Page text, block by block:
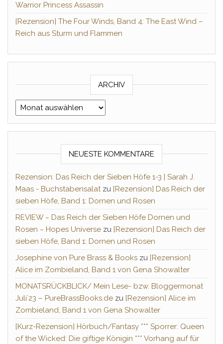
Warrior Princess Assassin
[Rezension] The Four Winds, Band 4: The East Wind –
Reich aus Sturm und Flammen
ARCHIV
Archiv
NEUESTE KOMMENTARE
Rezension: Das Reich der Sieben Höfe 1-3 | Sarah J.
Maas - Buchstabensalatzu [Rezension] Das Reich der
sieben Höfe, Band 1: Dornen und Rosen
REVIEW ~ Das Reich der Sieben Höfe Dornen und
Rosen ~ Hopes Universe zu [Rezension] Das Reich der
sieben Höfe, Band 1: Dornen und Rosen
Josephine von Pure Brass & Books zu [Rezension]
Alice im Zombieland, Band 1 von Gena Showalter
MONATSRÜCKBLICK/ Mein Lese- bzw. Bloggermonat
Juli´23 – PureBrassBooks.de zu [Rezension] Alice im
Zombieland, Band 1 von Gena Showalter
[Kurz-Rezension] Hörbuch/Fantasy *** Sporrer: Queen
of the Wicked: Die giftige Königin *** Vorhang auf für